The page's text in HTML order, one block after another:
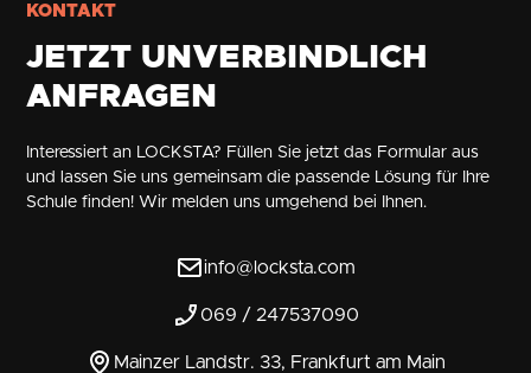
KONTAKT
JETZT UNVERBINDLICH
ANFRAGEN
Interessiert an LOCKSTA? Füllen Sie jetzt das Formular aus
und lassen Sie uns gemeinsam die passende Lösung für Ihre
Schule finden! Wir melden uns umgehend bei Ihnen.
info@locksta.com
069 / 247537090
Mainzer Landstr. 33, Frankfurt am Main